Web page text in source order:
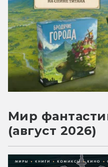
Мир
(август 2026)